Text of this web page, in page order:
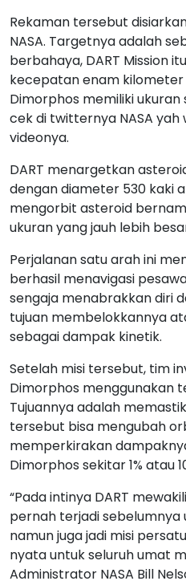
Rekaman tersebut
NASA. Targetnya adalah
berbahaya, DART Mission
kecepatan enam
Dimorphos memiliki ukuran
cek di twitternya NASA yah
videonya.
DART menargetkan
dengan diameter 530 kaki
mengorbit asteroid
ukuran yang jauh lebih
Perjalanan satu arah ini
berhasil menavigasi
sengaja menabrakkan diri
tujuan membelokkannya
sebagai dampak kinetik.
Setelah misi tersebut, tim
Dimorphos menggunakan
Tujuannya adalah
tersebut bisa mengubah
memperkirakan
Dimorphos sekitar 1% atau
“Pada intinya DART
pernah terjadi
namun juga jadi misi
nyata untuk seluruh umat
Administrator NASA Bill